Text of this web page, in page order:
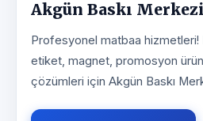
Akgün Baskı Merkezi
Profesyonel matbaa
etiket, magnet, promosyon
çözümleri için Akgün Baskı